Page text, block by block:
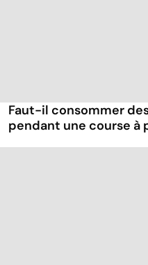
Faut-il consommer
pendant une course à